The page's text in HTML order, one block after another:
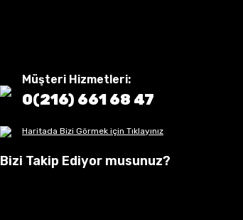
Müşteri Hizmetleri:
0(216) 661 68 47
Haritada Bizi Görmek için Tıklayınız
Bizi Takip Ediyor musunuz?